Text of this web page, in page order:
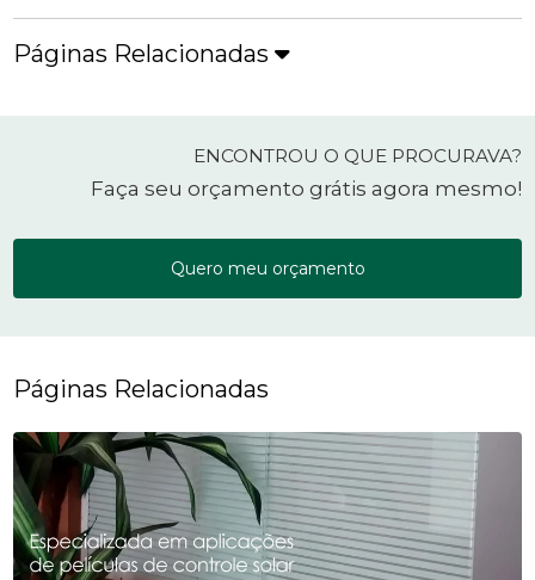
Páginas Relacionadas
ENCONTROU O QUE PROCURAVA?
Faça seu orçamento grátis agora mesmo!
Quero meu orçamento
Páginas Relacionadas